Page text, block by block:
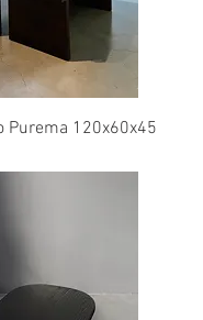
Purema 120x60x45